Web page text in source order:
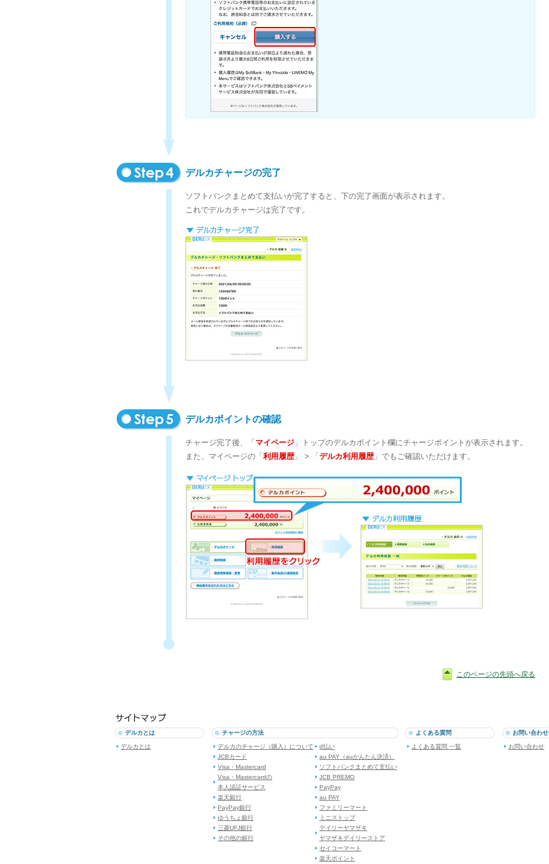
デルカチャージの完了
ソフトバンクまとめて支払いが完了すると、下の完了画面が表示されます。
これでデルカチャージは完了です。
デルカポイントの確認
チャージ完了後、「 マイページ 」トップのデルカポイント欄にチャージポイントが表示されます。
また、マイページの「 利用履歴 」 > 「 デルカ利用履歴 」でもご確認いただけます。
このページの先頭へ戻る
デルカとは
デルカとは
チャージの方法
デルカのチャージ（購入）について
JCBカード
Visa・Mastercard
Visa・Mastercardの
本人認証サービス
楽天銀行
PayPay銀行
ゆうちょ銀行
三菱UFJ銀行
その他の銀行
d払い
au PAY（auかんたん決済）
ソフトバンクまとめて支払い
JCB PREMO
PayPay
au PAY
ファミリーマート
ミニストップ
デイリーヤマザキ
ヤマザキデイリーストア
セイコーマート
楽天ポイント
よくある質問
よくある質問 一覧
お問い合わせ
お問い合わせ